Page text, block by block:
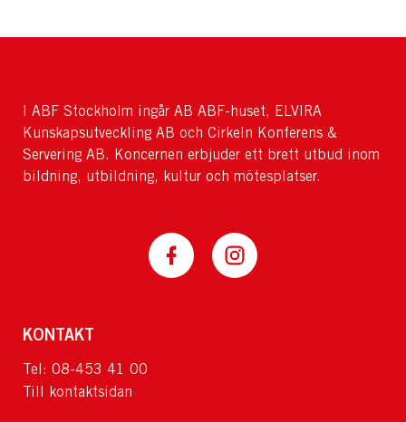
I ABF Stockholm ingår AB ABF-huset, ELVIRA
Kunskapsutveckling AB och Cirkeln Konferens &
Servering AB. Koncernen erbjuder ett brett utbud inom
bildning, utbildning, kultur och mötesplatser.
KONTAKT
Tel: 08-453 41 00
Till kontaktsidan